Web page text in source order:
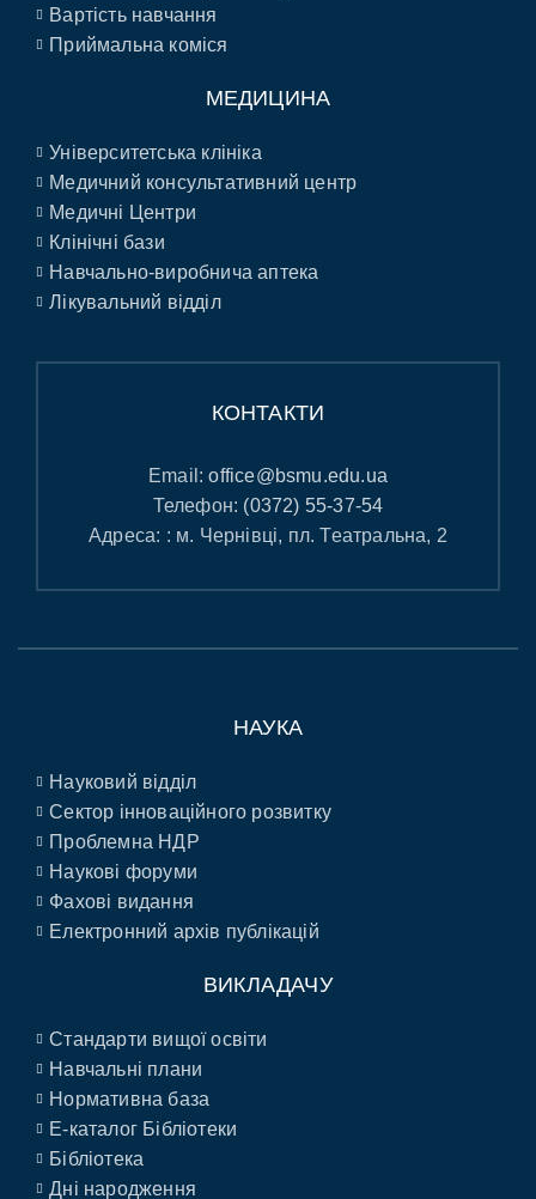
Вартість навчання
Приймальна коміся
МЕДИЦИНА
Університетська клініка
Медичний консультативний центр
Медичні Центри
Клінічні бази
Навчально-виробнича аптека
Лікувальний відділ
КОНТАКТИ
Email:office@bsmu.edu.ua
Телефон: (0372) 55-37-54
Адреса: : м. Чернівці, пл. Театральна, 2
НАУКА
Науковий відділ
Сектор інноваційного розвитку
Проблемна НДР
Наукові форуми
Фахові видання
Електронний архів публікацій
ВИКЛАДАЧУ
Стандарти вищої освіти
Навчальні плани
Нормативна база
E-каталог Бібліотеки
Бібліотека
Дні народження